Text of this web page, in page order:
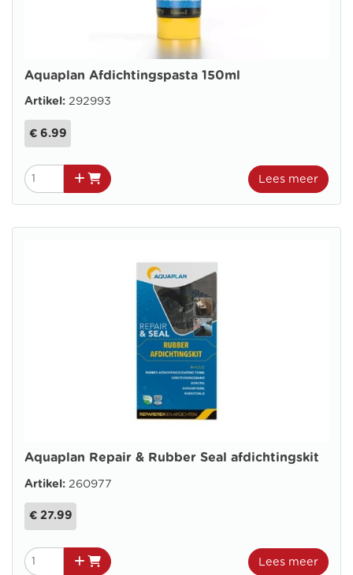
Aquaplan Afdichtingspasta 150ml
Artikel: 292993
€ 6.99
Lees meer
Aquaplan Repair & Rubber Seal afdichtingskit
Artikel: 260977
€ 27.99
Lees meer